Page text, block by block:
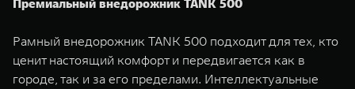
Премиальный внедорожник TANK 500
Рамный внедорожник TANK 500 подходит для тех, кто
ценит настоящий комфорт и передвигается как в
городе, так и за его пределами. Интеллектуальные